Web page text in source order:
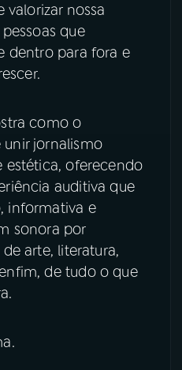
nossa
que
dentro para fora e
como o
jornalismo
estética, oferecendo
auditiva que
informativa e
sonora por
arte, literatura,
de tudo o que